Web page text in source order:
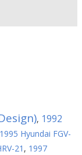
, 1992
1995 Hyundai FGV-
21 , 1997